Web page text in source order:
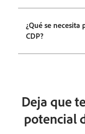
¿Qué se
CDP?
Deja que
potencial